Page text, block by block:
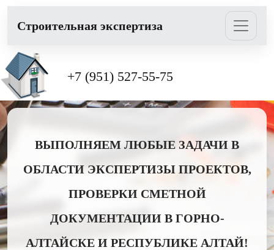
Cтроительная экспертиза
+7 (951) 527-55-75
ВЫПОЛНЯЕМ ЛЮБЫЕ ЗАДАЧИ В
ОБЛАСТИ ЭКСПЕРТИЗЫ ПРОЕКТОВ,
ПРОВЕРКИ СМЕТНОЙ
ДОКУМЕНТАЦИИ В ГОРНО-
АЛТАЙСКЕ И РЕСПУБЛИКЕ АЛТАЙ!